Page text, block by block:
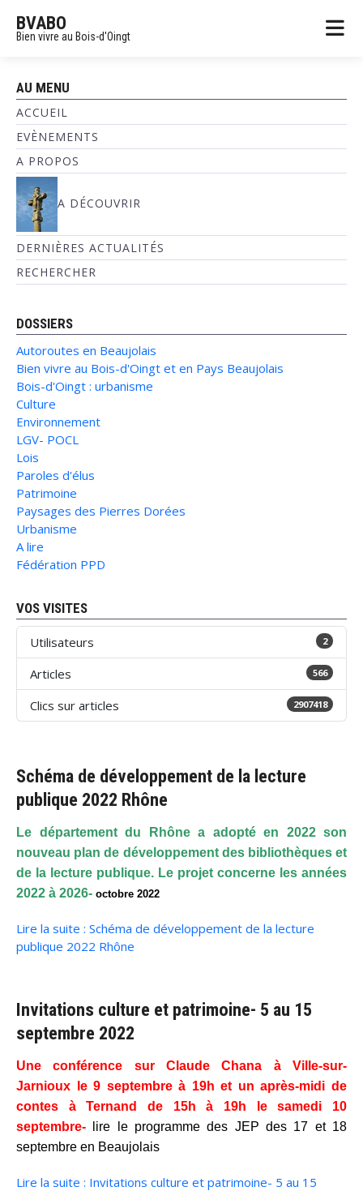
BVABO
Bien vivre au Bois-d'Oingt
AU MENU
ACCUEIL
EVÈNEMENTS
A PROPOS
A DÉCOUVRIR
DERNIÈRES ACTUALITÉS
RECHERCHER
DOSSIERS
Autoroutes en Beaujolais
Bien vivre au Bois-d'Oingt et en Pays Beaujolais
Bois-d'Oingt : urbanisme
Culture
Environnement
LGV- POCL
Lois
Paroles d'élus
Patrimoine
Paysages des Pierres Dorées
Urbanisme
A lire
Fédération PPD
VOS VISITES
Utilisateurs 2
Articles 566
Clics sur articles 2907418
Schéma de développement de la lecture
publique 2022 Rhône
Le département du Rhône a adopté en 2022 son
nouveau plan de développement des bibliothèques et
de la lecture publique. Le projet concerne les années
2022 à 2026- octobre 2022
Lire la suite : Schéma de développement de la lecture
publique 2022 Rhône
Invitations culture et patrimoine- 5 au 15
septembre 2022
Une conférence sur Claude Chana à Ville-sur-
Jarnioux le 9 septembre à 19h et un après-midi de
contes à Ternand de 15h à 19h le samedi 10
septembre-
lire le programme des JEP des 17 et 18
septembre en Beaujolais
Lire la suite : Invitations culture et patrimoine- 5 au 15